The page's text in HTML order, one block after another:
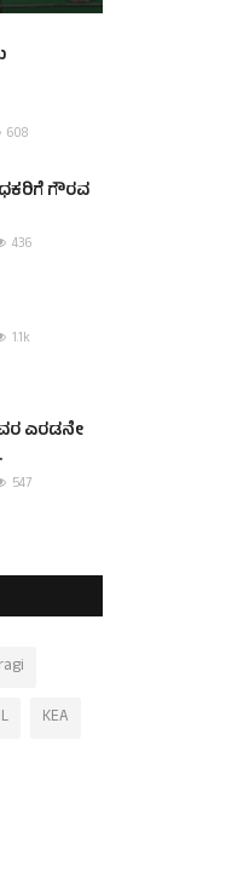
608
ಗೌರವ
436
1.1k
ಎರಡನೇ
547
KEA